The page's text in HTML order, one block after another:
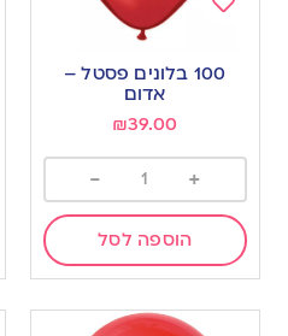
wishlist
100 בלונים פסטל –
אדום
₪39.00
+
-
הוספה לסל